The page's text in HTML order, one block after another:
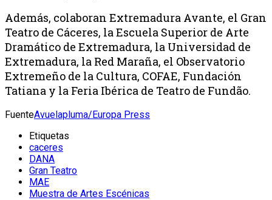
Además, colaboran Extremadura Avante, el Gran
Teatro de Cáceres, la Escuela Superior de Arte
Dramático de Extremadura, la Universidad de
Extremadura, la Red Maraña, el Observatorio
Extremeño de la Cultura, COFAE, Fundación
Tatiana y la Feria Ibérica de Teatro de Fundão.
FuenteAvuelapluma/Europa Press
Etiquetas
caceres
DANA
Gran Teatro
MAE
Muestra de Artes Escénicas